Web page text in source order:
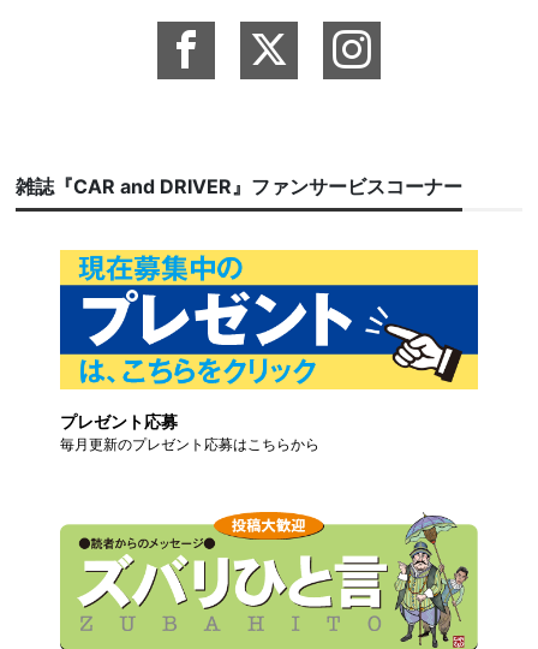
雑誌『CAR and DRIVER』ファンサービスコーナー
プレゼント応募
毎月更新のプレゼント応募はこちらから